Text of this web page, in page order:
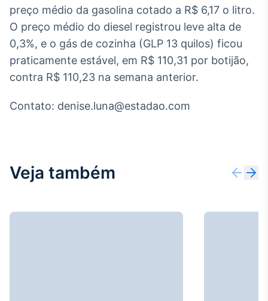
de investimento
no Brasil
IA
preço médio da gasolina cotado a R$ 6,17 o litro.
O preço médio do diesel registrou leve alta de
0,3%, e o gás de cozinha (GLP 13 quilos) ficou
praticamente estável, em R$ 110,31 por botijão,
contra R$ 110,23 na semana anterior.
Contato: denise.luna@estadao.com
Veja também